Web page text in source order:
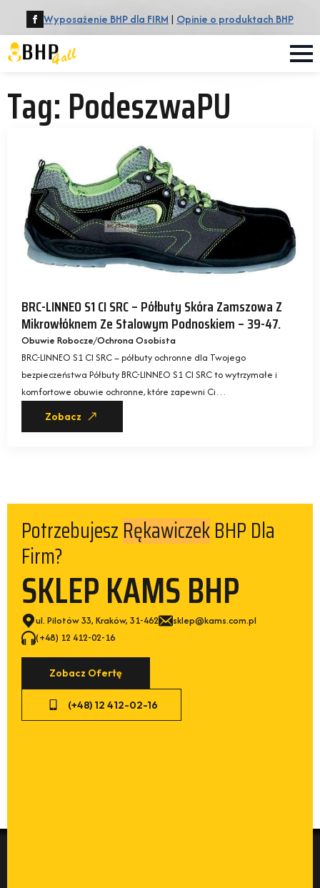
Wyposażenie BHP dla FIRM | Opinie o produktach BHP
Tag:PodeszwaPU
BRC-LINNEO S1 CI SRC – Półbuty Skóra Zamszowa Z
Mikrowłóknem Ze Stalowym Podnoskiem – 39-47.
Obuwie Robocze Ochrona Osobista
BRC-LINNEO S1 CI SRC – półbuty ochronne dla Twojego
bezpieczeństwa Półbuty BRC-LINNEO S1 CI SRC to wytrzymałe i
komfortowe obuwie ochronne, które zapewni Ci…
Zobacz
PotrzebujeszRękawiczekBHP Dla
Firm?
SKLEP KAMS BHP
ul. Pilotów 33, Kraków, 31-462
sklep@kams.com.pl
(+48) 12 412-02-16
Zobacz Ofertę
(+48) 12 412-02-16